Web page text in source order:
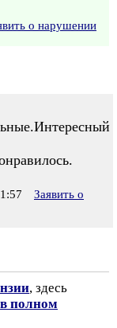
о нарушении
Заявить о
, здесь
в полном